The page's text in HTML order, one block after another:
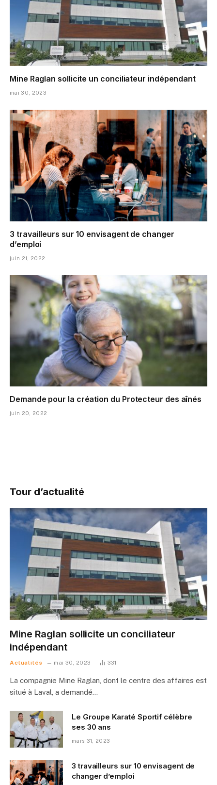
Mine Raglan sollicite un conciliateur indépendant
mai 30, 2023
3 travailleurs sur 10 envisagent de changer
d’emploi
juin 21, 2022
Demande pour la création du Protecteur des aînés
juin 20, 2022
Tour d’actualité
Mine Raglan sollicite un conciliateur
indépendant
Actualités mai 30, 2023 331
La compagnie Mine Raglan, dont le centre des affaires est
situé à Laval, a demandé…
Le Groupe Karaté Sportif célèbre
ses 30 ans
mars 31, 2023
3 travailleurs sur 10 envisagent de
changer d’emploi